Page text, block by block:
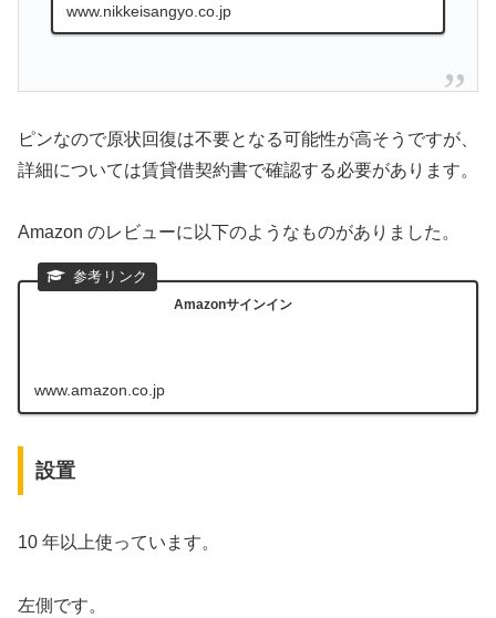
www.nikkeisangyo.co.jp
ピンなので原状回復は不要となる可能性が高そうですが、
詳細については賃貸借契約書で確認する必要があります。
Amazon のレビューに以下のようなものがありました。
Amazonサインイン
www.amazon.co.jp
設置
10 年以上使っています。
左側です。